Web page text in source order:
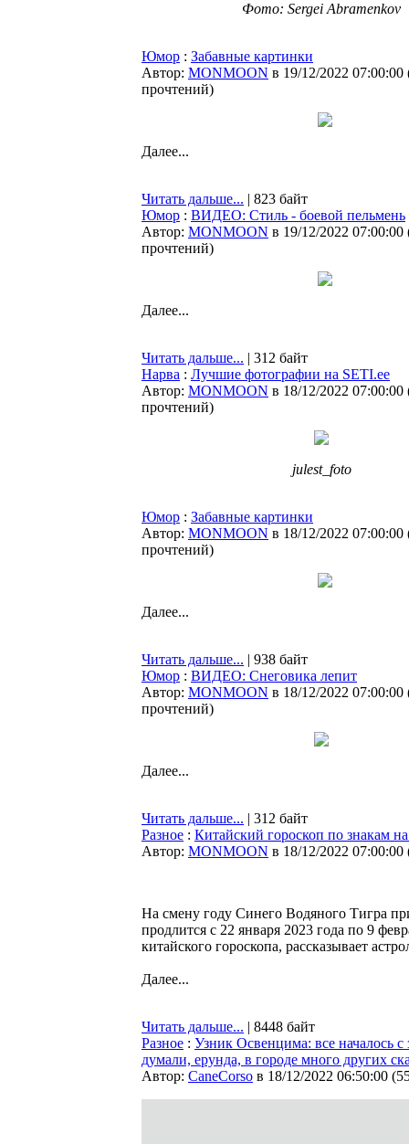
Фото: Sergei Abramenkov
Юмор : Забавные картинки
Автор: MONMOON в 19/12/2022 07:00:00
прочтений)
Далее...
Читать дальше... | 823 байт
Юмор : ВИДЕО: Стиль - боевой пельмень
Автор: MONMOON в 19/12/2022 07:00:00
прочтений)
Далее...
Читать дальше... | 312 байт
Нарва : Лучшие фотографии на SETI.ee
Автор: MONMOON в 18/12/2022 07:00:00
прочтений)
julest_foto
Юмор : Забавные картинки
Автор: MONMOON в 18/12/2022 07:00:00
прочтений)
Далее...
Читать дальше... | 938 байт
Юмор : ВИДЕО: Снеговика лепит
Автор: MONMOON в 18/12/2022 07:00:00
прочтений)
Далее...
Читать дальше... | 312 байт
Разное : Китайский гороскоп по знакам
Автор: MONMOON в 18/12/2022 07:00:00
На смену году Синего Водяного Тигра
продлится с 22 января 2023 года по 9
китайского гороскопа, рассказывает
Далее...
Читать дальше... | 8448 байт
Разное : Узник Освенцима: все началось с
думали, ерунда, в городе много других
Автор: CaneCorso в 18/12/2022 06:50:00 (